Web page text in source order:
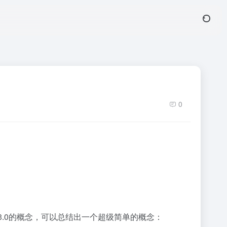
0
的概念，可以总结出一个超级简单的概念：